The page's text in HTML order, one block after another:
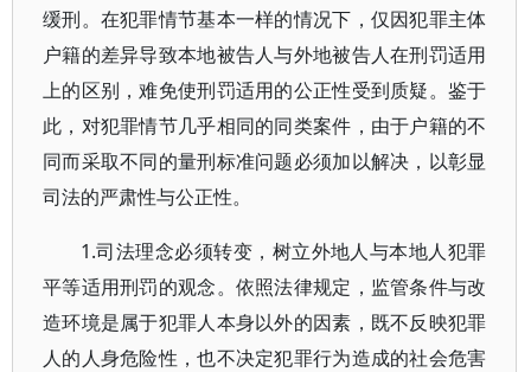
缓刑。在犯罪情节基本一样的情况下，仅因犯罪主体
户籍的差异导致本地被告人与外地被告人在刑罚适用
上的区别，难免使刑罚适用的公正性受到质疑。鉴于
此，对犯罪情节几乎相同的同类案件，由于户籍的不
同而采取不同的量刑标准问题必须加以解决，以彰显
司法的严肃性与公正性。
1.司法理念必须转变，树立外地人与本地人犯罪
平等适用刑罚的观念。依照法律规定，监管条件与改
造环境是属于犯罪人本身以外的因素，既不反映犯罪
人的人身危险性，也不决定犯罪行为造成的社会危害